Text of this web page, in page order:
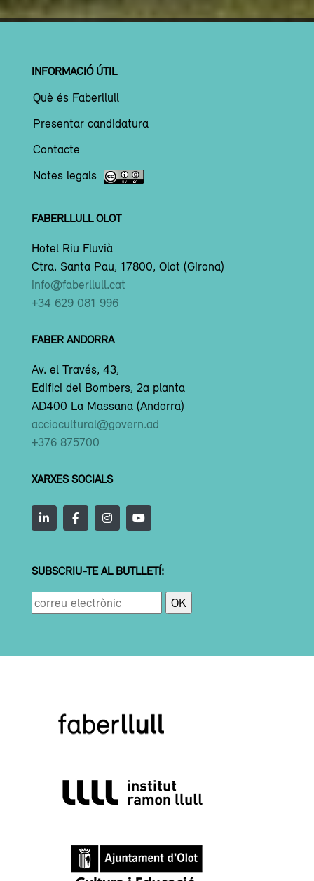
INFORMACIÓ ÚTIL
Què és Faberllull
Presentar candidatura
Contacte
Notes legals
FABERLLULL OLOT
Hotel Riu Fluvià
Ctra. Santa Pau, 17800, Olot (Girona)
info@faberllull.cat
+34 629 081 996
FABER ANDORRA
Av. el Través, 43,
Edifici del Bombers, 2a planta
AD400 La Massana (Andorra)
acciocultural@govern.ad
+376 875700
XARXES SOCIALS
SUBSCRIU-TE AL BUTLLETÍ: